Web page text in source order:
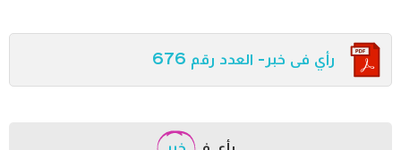
رأي فى خبر- العدد رقم 676